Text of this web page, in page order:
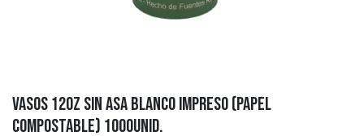
Vasos 12oz Sin Asa Blanco Impreso (Papel
Compostable) 1000unid.